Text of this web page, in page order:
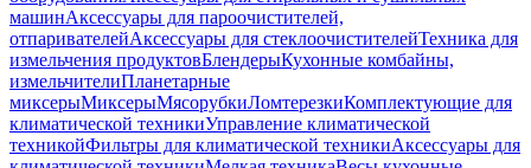
машинАксессуары для пароочистителей,
отпаривателейАксессуары для стеклоочистителейТехника для
измельчения продуктовБлендерыКухонные комбайны,
измельчителиПланетарные
миксерыМиксерыМясорубкиЛомтерезкиКомплектующие для
климатической техникиУправление климатической
техникойФильтры для климатической техникиАксессуары для